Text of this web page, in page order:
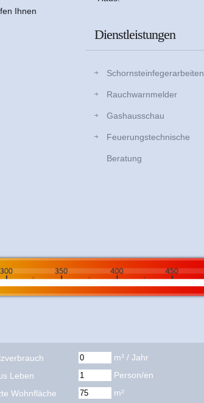
Ihnen
Dienstleistungen
Schornsteinfegerarbeiten
Rauchwarnmelder
Gashausschau
Feuerungstechnische
Beratung
m³ / Jahr
Leben
Person/en
Wohnfläche
m²